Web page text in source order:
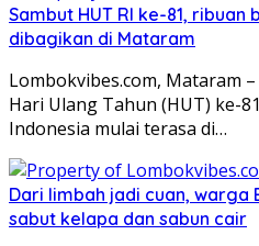
Sambut HUT RI ke-81,
dibagikan di Mataram
Lombokvibes.com, Mataram
Hari Ulang Tahun (HUT) ke-
Indonesia mulai terasa di…
Dari limbah jadi cuan, warga
sabut kelapa dan sabun cair